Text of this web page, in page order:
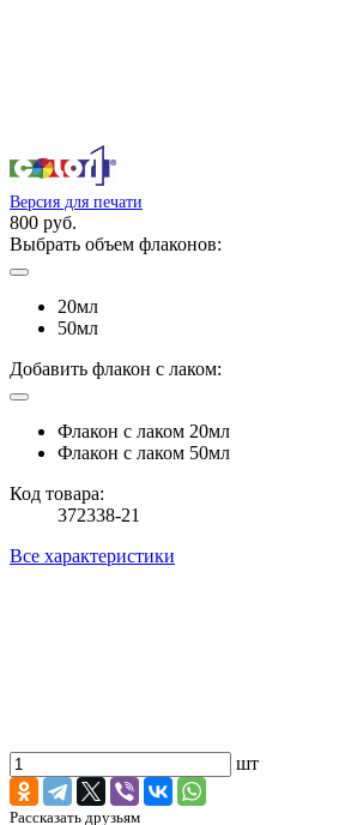
Версия для печати
800 руб.
Выбрать объем флаконов:
20мл
50мл
Добавить флакон с лаком:
Флакон с лаком 20мл
Флакон с лаком 50мл
Код товара:
372338-21
Все характеристики
шт
Рассказать друзьям